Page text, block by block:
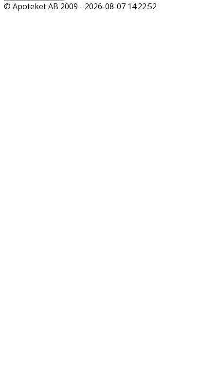
© Apoteket AB 2009 - 2026-08-07 14:22:52